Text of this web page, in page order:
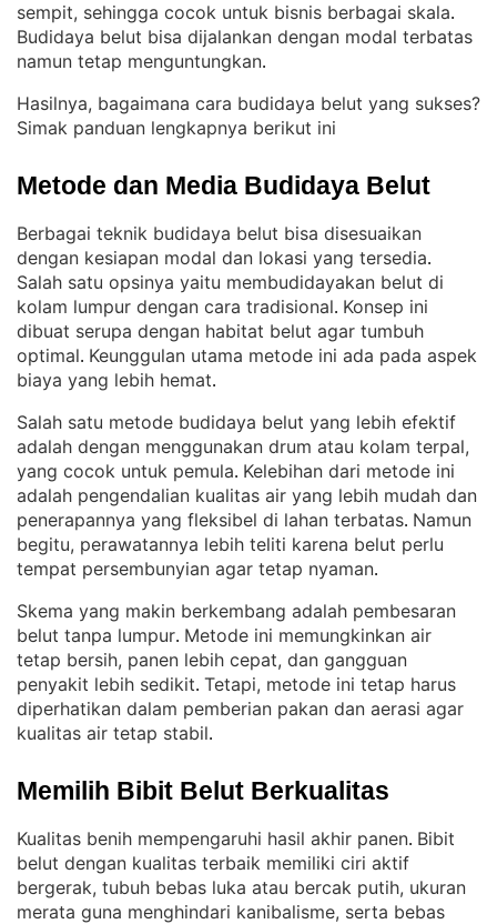
sempit, sehingga cocok untuk bisnis berbagai skala
Budidaya belut bisa dijalankan dengan modal terbatas
namun tetap menguntungkan.
Hasilnya, bagaimana cara budidaya belut yang sukses?
Simak panduan lengkapnya berikut ini
Metode dan Media Budidaya Belut
Berbagai teknik budidaya belut bisa disesuaikan
dengan kesiapan modal dan lokasi yang tersedia
Salah satu opsinya yaitu membudidayakan belut di
kolam lumpur dengan cara tradisional. Konsep ini
dibuat serupa dengan habitat belut agar tumbuh
optimal. Keunggulan utama metode ini ada pada aspek
biaya yang lebih hemat.
Salah satu metode budidaya belut yang lebih efektif
adalah dengan menggunakan drum atau kolam terpal,
yang cocok untuk pemula. Kelebihan dari metode ini
adalah pengendalian kualitas air yang lebih mudah dan
penerapannya yang fleksibel di lahan terbatas. Namun
begitu, perawatannya lebih teliti karena belut perlu
tempat persembunyian agar tetap nyaman.
Skema yang makin berkembang adalah pembesaran
belut tanpa lumpur. Metode ini memungkinkan air
tetap bersih, panen lebih cepat, dan gangguan
penyakit lebih sedikit. Tetapi, metode ini tetap harus
diperhatikan dalam pemberian pakan dan aerasi agar
kualitas air tetap stabil.
Memilih Bibit Belut Berkualitas
Kualitas benih mempengaruhi hasil akhir panen. Bibit
belut dengan kualitas terbaik memiliki ciri aktif
bergerak, tubuh bebas luka atau bercak putih, ukuran
merata guna menghindari kanibalisme, serta bebas